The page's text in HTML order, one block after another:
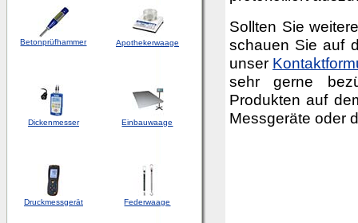
Betonprüfhammer Apothekerwaage
Dickenmesser Einbauwaage
Druckmessgerät Federwaage
Sollten Sie
schauen Sie auf
unser
sehr gerne
Produkten auf
Messgeräte oder